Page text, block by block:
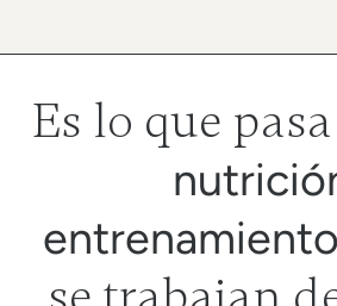
Es lo que
entrenamiento